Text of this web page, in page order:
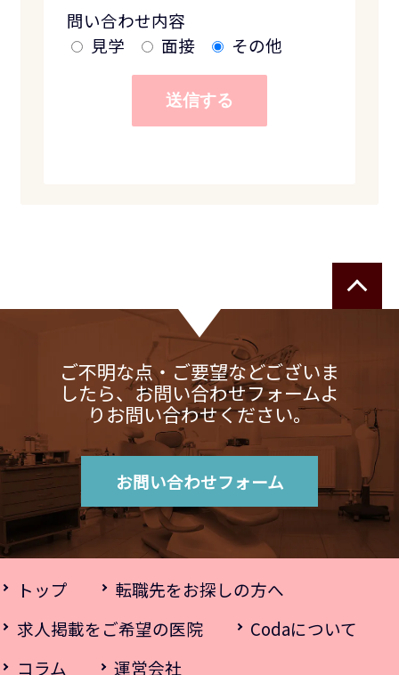
問い合わせ内容
見学
面接 その他
ご不明な点・ご要望などございま
したら、お問い合わせフォームよ
りお問い合わせください。
お問い合わせフォーム
トップ
転職先をお探しの方へ
求人掲載をご希望の医院
Codaについて
コラム
運営会社